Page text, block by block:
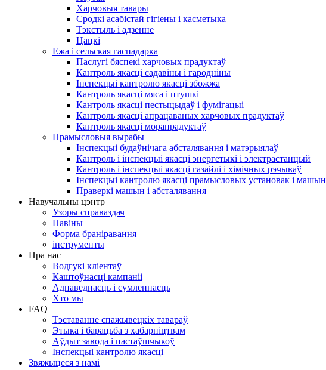
Харчовыя тавары
Сродкі асабістай гігіены і касметыка
Тэкстыль і адзенне
Цацкі
Ежа і сельская гаспадарка
Паслугі бяспекі харчовых прадуктаў
Кантроль якасці садавіны і гародніны
Інспекцыі кантролю якасці збожжа
Кантроль якасці мяса і птушкі
Кантроль якасці пестыцыдаў і фумігацыі
Кантроль якасці апрацаваных харчовых прадуктаў
Кантроль якасці морапрадуктаў
Прамысловыя вырабы
Інспекцыі будаўнічага абсталявання і матэрыялаў
Кантроль і інспекцыі якасці энергетыкі і электрастанцый
Кантроль і інспекцыі якасці газайлі і хімічных рэчываў
Інспекцыі кантролю якасці прамысловых установак і машын
Праверкі машын і абсталявання
Навучальны цэнтр
Узоры справаздач
Навіны
Форма браніравання
інструменты
Пра нас
Водгукі кліентаў
Каштоўнасці кампаніі
Адпаведнасць і сумленнасць
Хто мы
FAQ
Тэставанне спажывецкіх тавараў
Этыка і барацьба з хабарніцтвам
Аўдыт завода і пастаўшчыкоў
Інспекцыі кантролю якасці
Звяжыцеся з намі